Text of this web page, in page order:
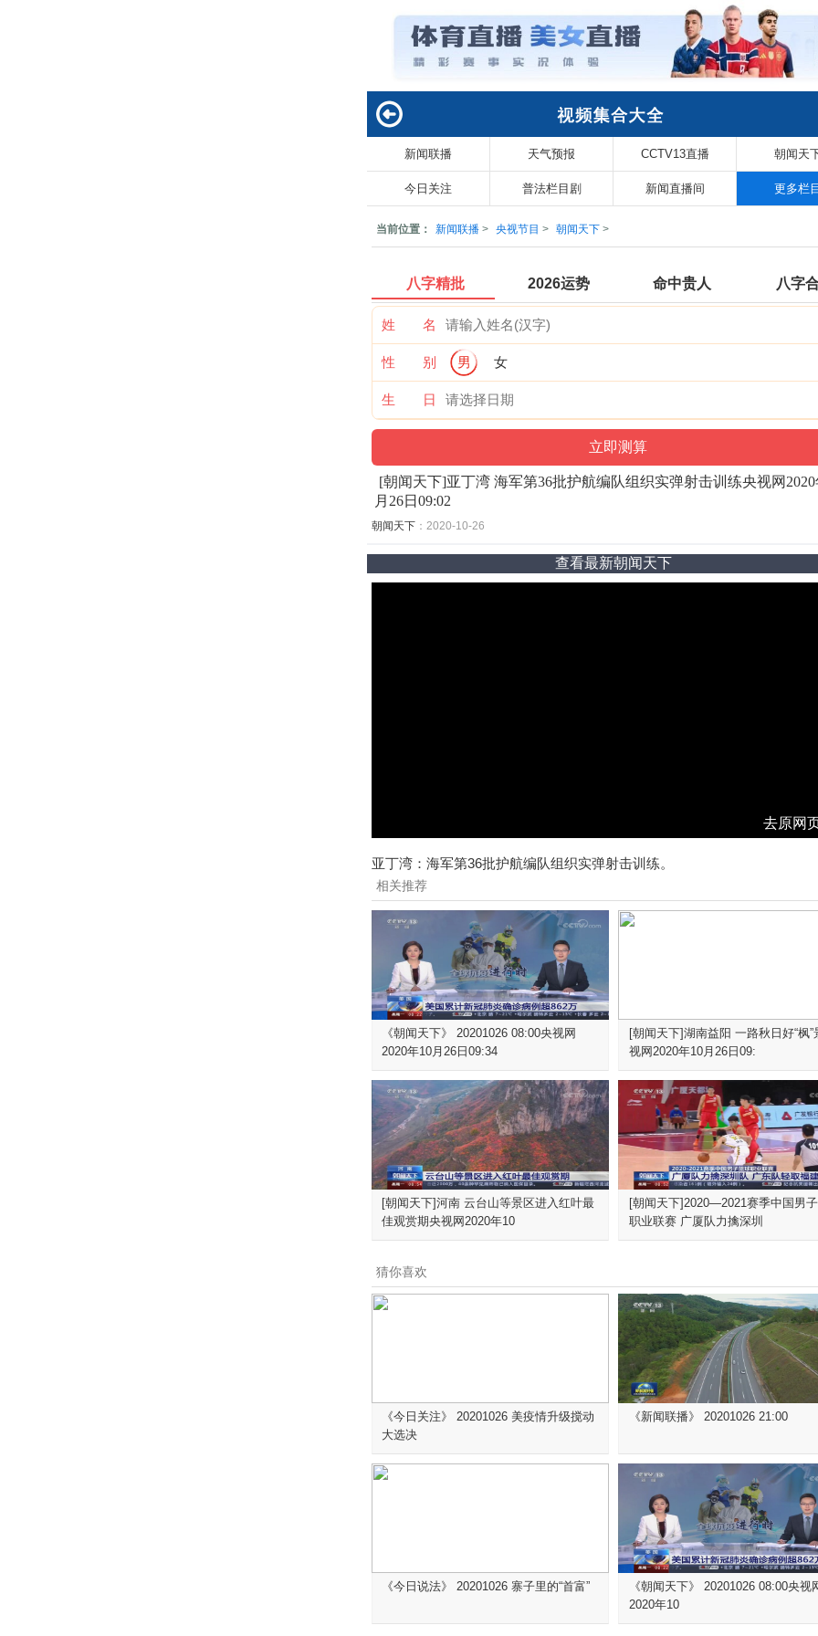
新闻联播 天气预报 CCTV13直播 朝闻天
今日关注 普法栏目剧 新闻直播间 更多栏
当前位置： 新闻联播 > 央视节目 > 朝闻天下 >
八字精批 2026运势 命中贵人 八字
姓 名
性 别 男 女
生 日
[朝闻天下]亚丁湾 海军第36批护航编队组织实弹射击训练央视网2020
月26日09:02
朝闻天下 ：2020-10-26
查看最新朝闻天下
去原网
亚丁湾：海军第36批护航编队组织实弹射击训练。
相关推荐
《朝闻天下》 20201026 08:00央视网
2020年10月26日09:34
[朝闻天下]湖南益阳 一路秋日好“枫”
视网2020年10月26日09:
[朝闻天下]河南 云台山等景区进入红叶最
佳观赏期央视网2020年10
[朝闻天下]2020—2021赛季中国男
职业联赛 广厦队力擒深圳
猜你喜欢
《今日关注》 20201026 美疫情升级搅动
大选决
《新闻联播》 20201026 21:00
《今日说法》 20201026 寨子里的“首富”
《朝闻天下》 20201026 08:00央视
2020年10